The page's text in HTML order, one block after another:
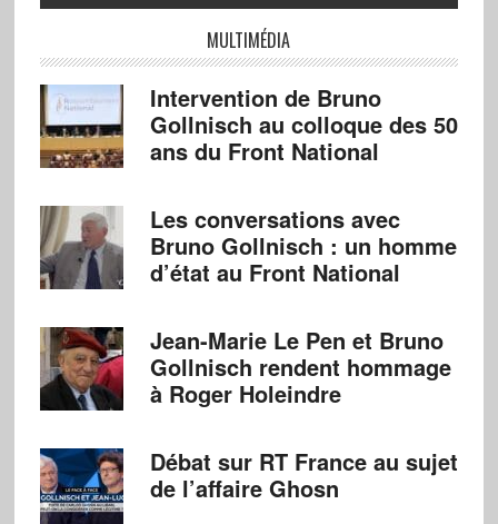
MULTIMÉDIA
Intervention de Bruno
Gollnisch au colloque des 50
ans du Front National
Les conversations avec
Bruno Gollnisch : un homme
d’état au Front National
Jean-Marie Le Pen et Bruno
Gollnisch rendent hommage
à Roger Holeindre
Débat sur RT France au sujet
de l’affaire Ghosn